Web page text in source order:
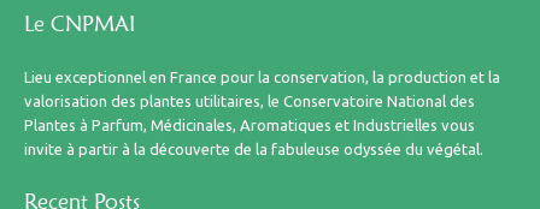
Le CNPMAI
Lieu exceptionnel en France pour la conservation, la production et la
valorisation des plantes utilitaires, le Conservatoire National des
Plantes à Parfum, Médicinales, Aromatiques et Industrielles vous
invite à partir à la découverte de la fabuleuse odyssée du végétal.
Recent Posts